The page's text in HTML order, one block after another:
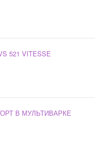
521 VITESSE
В МУЛЬТИВАРКЕ